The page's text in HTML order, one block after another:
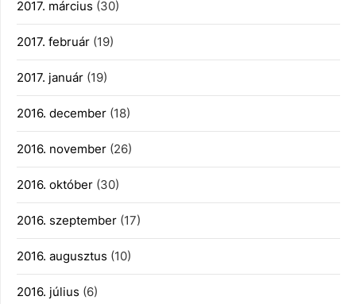
2017. március (30)
2017. február (19)
2017. január (19)
2016. december (18)
2016. november (26)
2016. október (30)
2016. szeptember (17)
2016. augusztus (10)
2016. július (6)